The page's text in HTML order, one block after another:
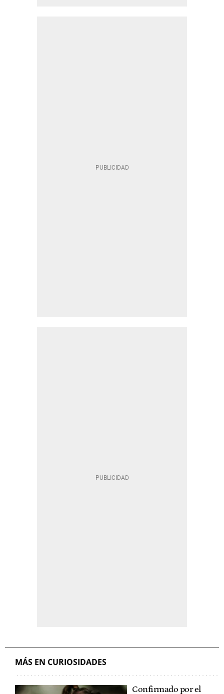
MÁS EN CURIOSIDADES
Confirmado por el